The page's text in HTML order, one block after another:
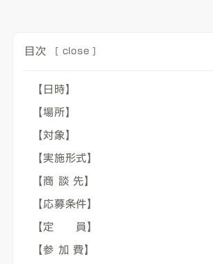
目次 [ close ]
【日時】
【場所】
【対象】
【実施形式】
【商 談 先】
【応募条件】
【定 員】
【参 加 費】